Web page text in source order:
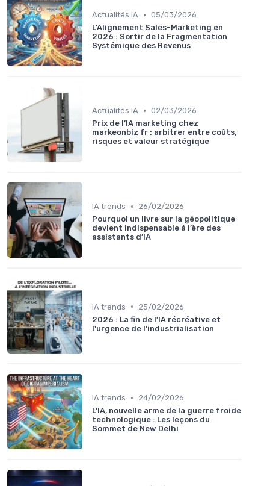
Actualités IA • 05/03/2026
L'Alignement Sales-Marketing en
2026 : Sortir de la Fragmentation
Systémique des Revenus
Actualités IA • 02/03/2026
Prix de l’IA marketing chez
markeonbiz fr : arbitrer entre coûts,
risques et valeur stratégique
IA trends •
26/02/2026
Pourquoi un livre sur la géopolitique
devient indispensable à l’ère des
assistants d’IA
IA trends •
25/02/2026
2026 : La fin de l'IA récréative et
l'urgence de l'industrialisation
IA trends •
24/02/2026
L'IA, nouvelle arme de la guerre froide
technologique : Les leçons du
Sommet de New Delhi